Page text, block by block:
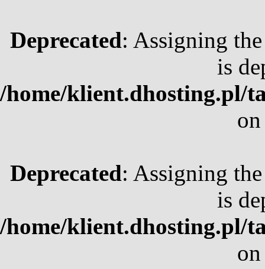
Deprecated: Assigning
is
/home/klient.dhosting.pl/
Deprecated: Assigning
is
/home/klient.dhosting.pl/